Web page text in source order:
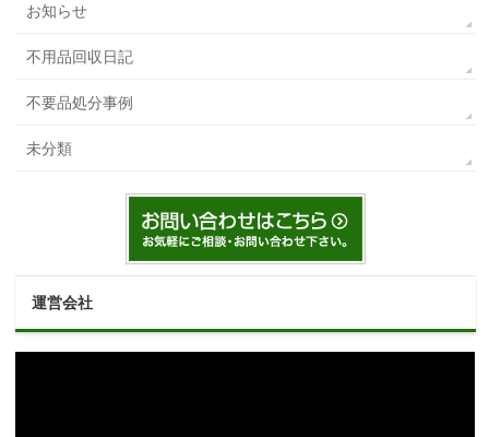
お知らせ
不用品回収日記
不要品処分事例
未分類
運営会社